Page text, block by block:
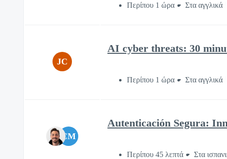
Περίπου 1 ώρα Στα αγγλικά
JC
AI cyber threats: 30
Περίπου 1 ώρα Στα αγγλικά
CM
Autenticación Segura:
Περίπου 45 λεπτά Στα